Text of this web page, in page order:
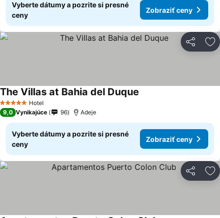
Vyberte dátumy a pozrite si presné
ceny
Zobraziť ceny
Zdieľať
5 Počet hviezdičiek
Hotel
The Villas at Bahia del Duque
9,0 Vynikajúce 96 Adeje
Vyberte dátumy a pozrite si presné
ceny
Zobraziť ceny
Zdieľať